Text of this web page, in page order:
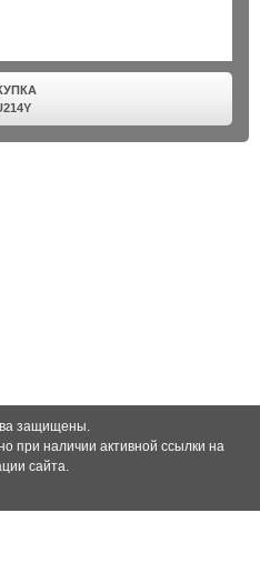
защищены.
при наличии активной ссылки на
сайта.